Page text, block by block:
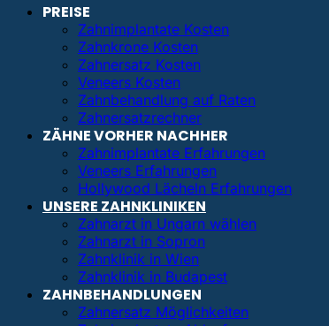
PREISE
Zahnimplantate Kosten
Zahnkrone Kosten
Zahnersatz Kosten
Veneers Kosten
Zahnbehandlung auf Raten
Zahnersatzrechner
ZÄHNE VORHER NACHHER
Zahnimplantate Erfahrungen
Veneers Erfahrungen
Hollywood Lächeln Erfahrungen
UNSERE ZAHNKLINIKEN
Zahnarzt in Ungarn wählen
Zahnarzt in Sopron
Zahnklinik in Wien
Zahnklinik in Budapest
ZAHNBEHANDLUNGEN
Zahnersatz Möglichkeiten